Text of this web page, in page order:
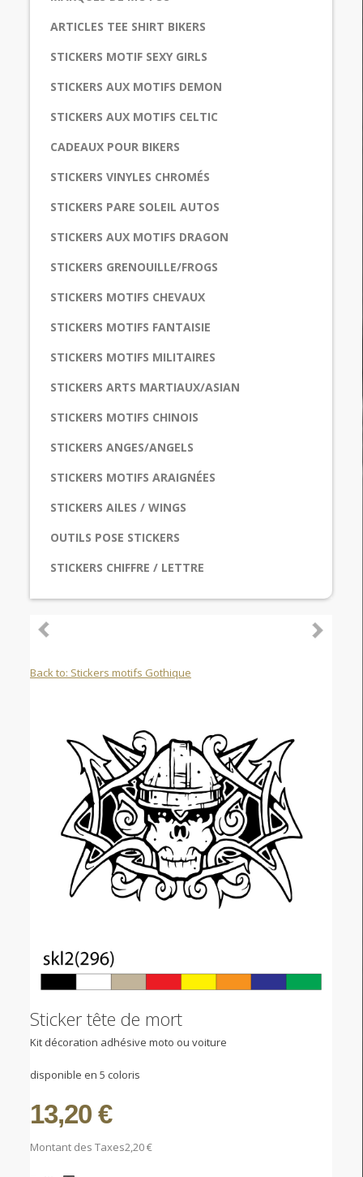
ARTICLES TEE SHIRT BIKERS
STICKERS MOTIF SEXY GIRLS
STICKERS AUX MOTIFS DEMON
STICKERS AUX MOTIFS CELTIC
CADEAUX POUR BIKERS
STICKERS VINYLES CHROMÉS
STICKERS PARE SOLEIL AUTOS
STICKERS AUX MOTIFS DRAGON
STICKERS GRENOUILLE/FROGS
STICKERS MOTIFS CHEVAUX
STICKERS MOTIFS FANTAISIE
STICKERS MOTIFS MILITAIRES
STICKERS ARTS MARTIAUX/ASIAN
STICKERS MOTIFS CHINOIS
STICKERS ANGES/ANGELS
STICKERS MOTIFS ARAIGNÉES
STICKERS AILES / WINGS
OUTILS POSE STICKERS
STICKERS CHIFFRE / LETTRE
Back to: Stickers motifs Gothique
Sticker tête de mort
Kit décoration adhésive moto ou voiture
disponible en 5 coloris
13,20 €
Montant des Taxes2,20 €